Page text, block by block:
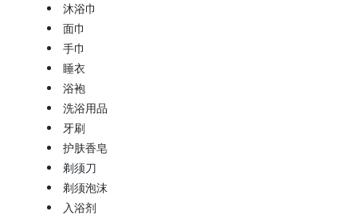
沐浴巾
面巾
手巾
睡衣
浴袍
洗浴用品
牙刷
护肤香皂
剃须刀
剃须泡沫
入浴剂